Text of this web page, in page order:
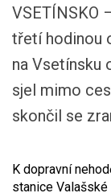
VSETÍNSKO
třetí hodinou
na Vsetínsku
sjel mimo
skončil se
K dopravní
stanice